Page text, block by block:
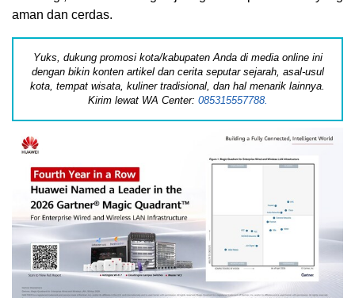
aman dan cerdas.
Yuks, dukung promosi kota/kabupaten Anda di media online ini
dengan bikin konten artikel dan cerita seputar sejarah, asal-usul
kota, tempat wisata, kuliner tradisional, dan hal menarik lainnya.
Kirim lewat WA Center: 085315557788.